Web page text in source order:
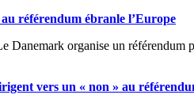
référendum ébranle l’Europe
Danemark organise un référendum
vers un « non » au